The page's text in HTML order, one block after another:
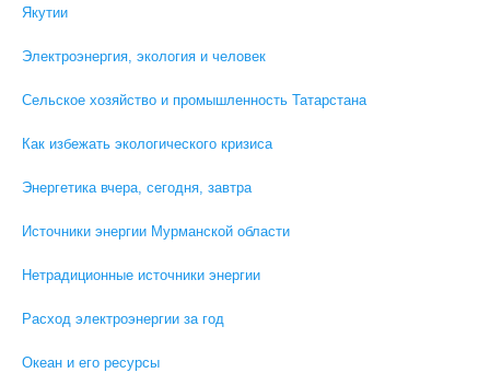
Якутии
Электроэнергия, экология и человек
Сельское хозяйство и промышленность Татарстана
Как избежать экологического кризиса
Энергетика вчера, сегодня, завтра
Источники энергии Мурманской области
Нетрадиционные источники энергии
Расход электроэнергии за год
Океан и его ресурсы